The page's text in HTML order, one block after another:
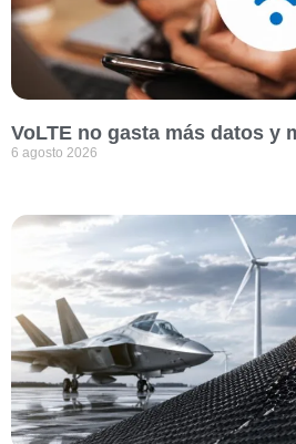
VoLTE no gasta más datos y
6 agosto 2026